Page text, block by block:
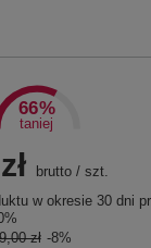
66%
taniej
brutto/ szt.
w okresie 30 dni
zł -8%